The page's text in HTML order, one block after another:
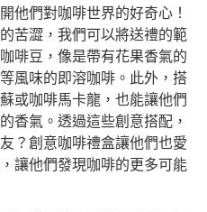
他們對咖啡世界的好奇心！
苦澀，我們可以將送禮的範
啡豆，像是帶有花果香氣的
風味的即溶咖啡。此外，搭
或咖啡馬卡龍，也能讓他們
香氣。透過這些創意搭配，
？創意咖啡禮盒讓他們也愛
讓他們發現咖啡的更多可能